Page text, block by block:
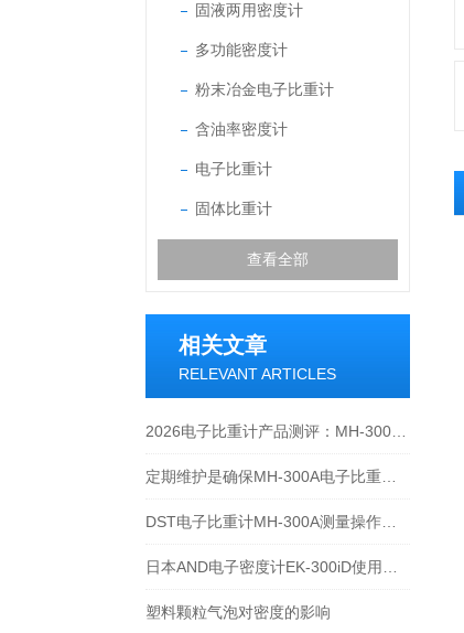
固液两用密度计
多功能密度计
粉末冶金电子比重计
含油率密度计
电子比重计
固体比重计
查看全部
相关文章
RELEVANT ARTICLES
塑料颗粒气泡对密度的影响